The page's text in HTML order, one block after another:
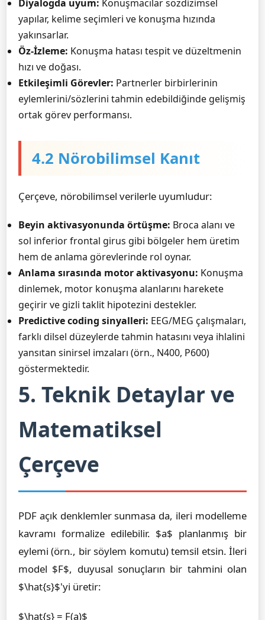
Diyalogda uyum: Konuşmacılar sözdizimsel
yapılar, kelime seçimleri ve konuşma hızında
yakınsarlar.
Öz-İzleme: Konuşma hatası tespit ve düzeltmenin
hızı ve doğası.
Etkileşimli Görevler: Partnerler birbirlerinin
eylemlerini/sözlerini tahmin edebildiğinde gelişmiş
ortak görev performansı.
4.2 Nörobilimsel Kanıt
Çerçeve, nörobilimsel verilerle uyumludur:
Beyin aktivasyonunda örtüşme: Broca alanı ve
sol inferior frontal girus gibi bölgeler hem üretim
hem de anlama görevlerinde rol oynar.
Anlama sırasında motor aktivasyonu: Konuşma
dinlemek, motor konuşma alanlarını harekete
geçirir ve gizli taklit hipotezini destekler.
Predictive coding sinyalleri: EEG/MEG çalışmaları,
farklı dilsel düzeylerde tahmin hatasını veya ihlalini
yansıtan sinirsel imzaları (örn., N400, P600)
göstermektedir.
5. Teknik Detaylar ve
Matematiksel
Çerçeve
PDF açık denklemler sunmasa da, ileri modelleme
kavramı formalize edilebilir. $a$ planlanmış bir
eylemi (örn., bir söylem komutu) temsil etsin. İleri
model $F$, duyusal sonuçların bir tahmini olan
$\hat{s}$'yi üretir:
$\hat{s} = F(a)$